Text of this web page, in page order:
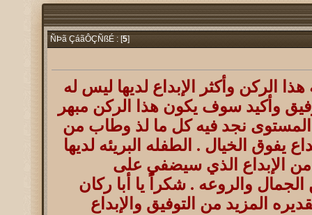
ÑÞã ÇáãÔÇÑßÉ : [
5]
الركن وأكثر الإبداع لديها ليس له
وأكيد سوف يكون هذا الركن مبهر
نجد فيه كل ما لذ وطاب من
يفوق الخيال . الطفله البريئه لديها
من الإبداع الذي سيضفي على
الجمال والروعه . شكراً يا أبا ركان
المزيد من التوفيق والإبداع